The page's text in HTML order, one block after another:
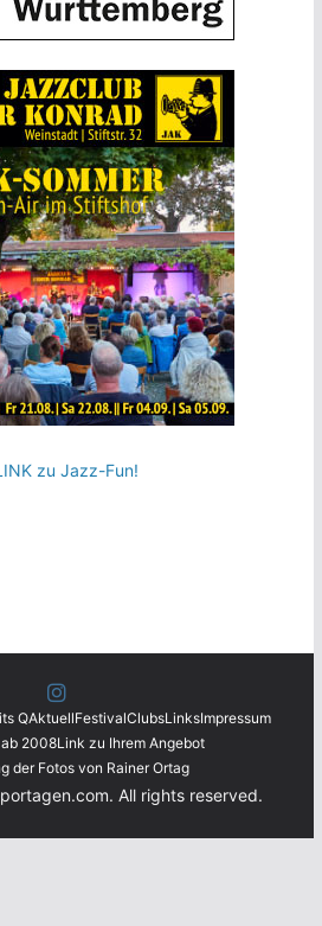
QAktuellFestivalClubsLinksImpressum
2008Link zu Ihrem Angebot
der Fotos von Rainer Ortag
All rights reserved.